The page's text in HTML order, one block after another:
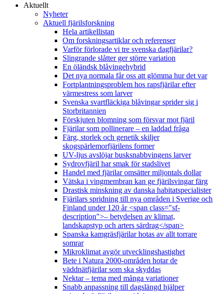
Aktuellt
Nyheter
Aktuell fjärilsforskning
Hela artikellistan
Om forskningsartiklar och referenser
Varför förlorade vi tre svenska dagfjärilar?
Slingrande slåtter ger större variation
En öländsk blåvingehybrid
Det nya normala får oss att glömma hur det var
Fortplantningsproblem hos rapsfjärilar efter
värmestress som larver
Svenska svartfläckiga blåvingar sprider sig i
Storbritannien
Förskjuten blomning som försvar mot fjäril
Fjärilar som pollinerare – en laddad fråga
Färg, storlek och genetik skiljer
skogspärlemorfjärilens former
UV-ljus avslöjar busksnabbvingens larver
Sydrovfjäril har smak för stadslivet
Handel med fjärilar omsätter miljontals dollar
Vätska i vingmembran kan ge fjärilsvingar färg
Drastisk minskning av danska habitatspecialister
Fjärilars spridning till nya områden i Sverige och
Finland under 120 år <span class="sf-
description">– betydelsen av klimat,
landskapstyp och arters särdrag</span>
Spanska kamgräsfjärilar hotas av allt torrare
somrar
Mikroklimat avgör utvecklingshastighet
Bete i Natura 2000-områden hotar de
väddnätfjärilar som ska skyddas
Nektar – tema med många variationer
Snabb anpassning till dagslängd hjälper